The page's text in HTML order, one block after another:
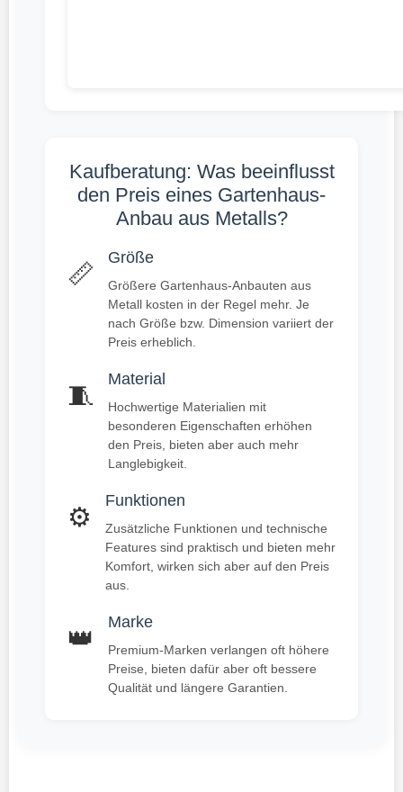
Kaufberatung: Was beeinflusst
den Preis eines Gartenhaus-
Anbau aus Metalls?
📏
Größe
Größere Gartenhaus-Anbauten aus
Metall kosten in der Regel mehr. Je
nach Größe bzw. Dimension variiert der
Preis erheblich.
🧵
Material
Hochwertige Materialien mit
besonderen Eigenschaften erhöhen
den Preis, bieten aber auch mehr
Langlebigkeit.
⚙️
Funktionen
Zusätzliche Funktionen und technische
Features sind praktisch und bieten mehr
Komfort, wirken sich aber auf den Preis
aus.
👑
Marke
Premium-Marken verlangen oft höhere
Preise, bieten dafür aber oft bessere
Qualität und längere Garantien.